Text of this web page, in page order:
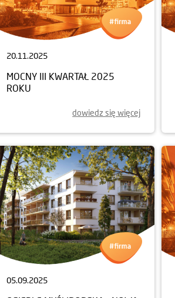
20.11.2025
MOCNY III KWARTAŁ 2025
ROKU
dowiedz się więcej
05.09.2025